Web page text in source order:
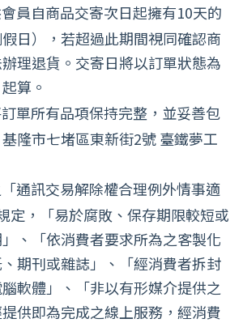
員自商品交寄次日起擁有10天的
日），若超過此期間視同確認商
理退貨。交寄日將以訂單狀態為
算。
單所有品項保持完整，並妥善包
隆市七堵區東新街2號 臺鐵夢工
通訊交易解除權合理例外情事適
定，「易於腐敗、保存期限較短或
、「依消費者要求所為之客製化
期刊或雜誌」、「經消費者拆封
軟體」、「非以有形媒介提供之
供即為完成之線上服務，經消費